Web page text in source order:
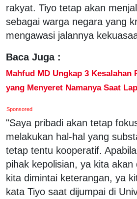
rakyat. Tiyo tetap akan
sebagai warga negara yang
mengawasi jalannya
Baca Juga :
Mahfud MD Ungkap 3 Kesalahan
yang Menyeret Namanya Saat
Sponsored
"Saya pribadi akan tetap
melakukan hal-hal yang
tetap tentu kooperatif.
pihak kepolisian, ya kita akan
kita dimintai keterangan, ya
kata Tiyo saat dijumpai di